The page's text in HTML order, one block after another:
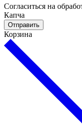
Cогласиться на
Капча
Отправить
Корзина